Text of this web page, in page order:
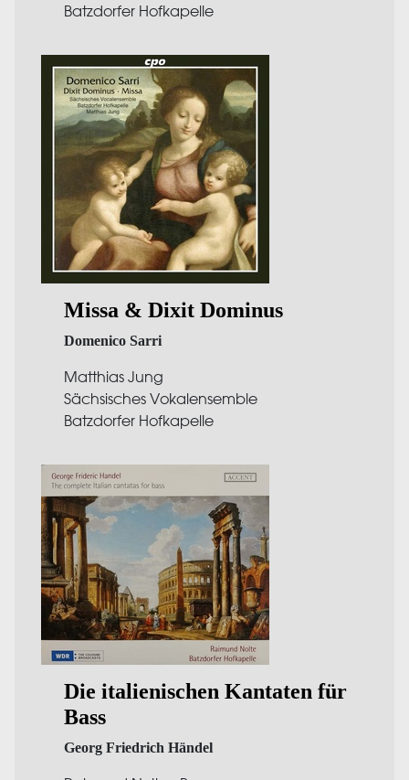
Batzdorfer Hofkapelle
Missa & Dixit Dominus
Domenico Sarri
Matthias Jung
Sächsisches Vokalensemble
Batzdorfer Hofkapelle
Die italienischen Kantaten für
Bass
Georg Friedrich Händel